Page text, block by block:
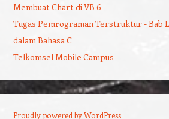
Membuat Chart di VB 6
Tugas Pemrograman Terstruktur - Bab
dalam Bahasa C
Telkomsel Mobile Campus
Proudly powered by WordPress